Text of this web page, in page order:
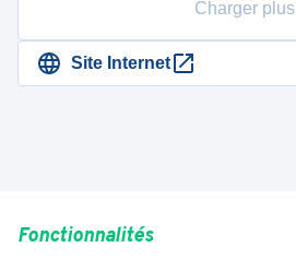
Charger plus
Site Internet
Fonctionnalités